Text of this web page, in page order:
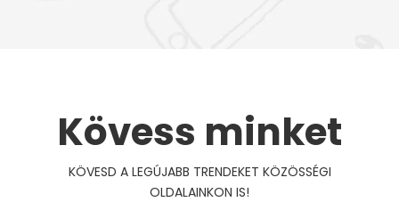
Kövess minket
KÖVESD A LEGÚJABB TRENDEKET KÖZÖSSÉGI
OLDALAINKON IS!